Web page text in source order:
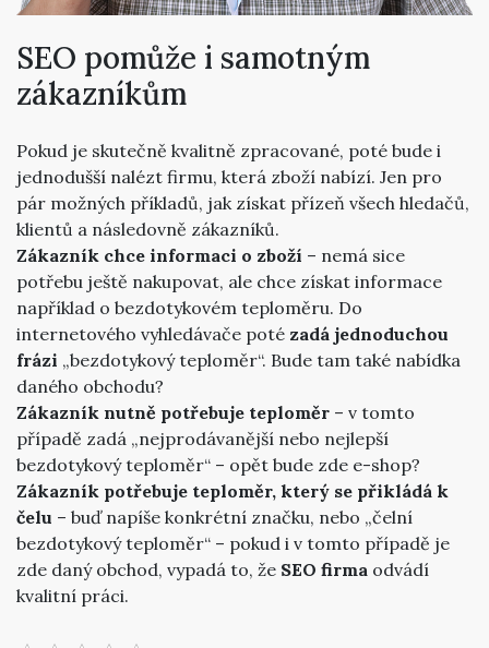
SEO pomůže i samotným
zákazníkům
Pokud je skutečně kvalitně zpracované, poté bude i
jednodušší nalézt firmu, která zboží nabízí. Jen pro
pár možných příkladů, jak získat přízeň všech hledačů,
klientů a následovně zákazníků.
Zákazník chce informaci o zboží – nemá sice
potřebu ještě nakupovat, ale chce získat informace
například o bezdotykovém teploměru. Do
internetového vyhledávače poté zadá jednoduchou
frázi „bezdotykový teploměr“. Bude tam také nabídka
daného obchodu?
Zákazník nutně potřebuje teploměr – v tomto
případě zadá „nejprodávanější nebo nejlepší
bezdotykový teploměr“ – opět bude zde e-shop?
Zákazník potřebuje teploměr, který se přikládá k
čelu – buď napíše konkrétní značku, nebo „čelní
bezdotykový teploměr“ – pokud i v tomto případě je
zde daný obchod, vypadá to, že SEO firma odvádí
kvalitní práci.